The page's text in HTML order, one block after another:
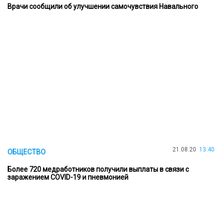
Врачи сообщили об улучшении самочувствия Навального
ОБЩЕСТВО 21.08.20 13:40
Более 720 медработников получили выплаты в связи с
заражением COVID-19 и пневмонией